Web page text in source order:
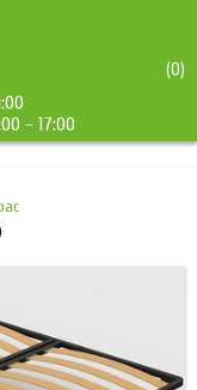
- 17:00
(0)